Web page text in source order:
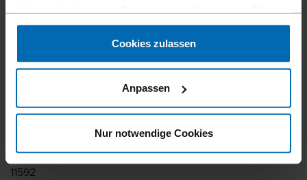
gesammelt haben.
Cookies zulassen
Anpassen
Nur notwendige Cookies
ATRO 90, BEA 90, DUOFAST 18, HAUBOLD 6000,
HOLZHER C, PREBENA E, PREBENA ES1, SENCO L, SENCO
N4450, KIHLBERG JK781
Artikelnummer
11592